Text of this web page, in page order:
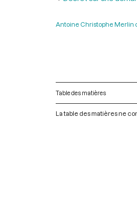
Antoine Christophe Merlin
Table des matières
La table des matières ne